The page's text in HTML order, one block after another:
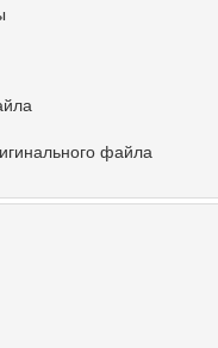
файла